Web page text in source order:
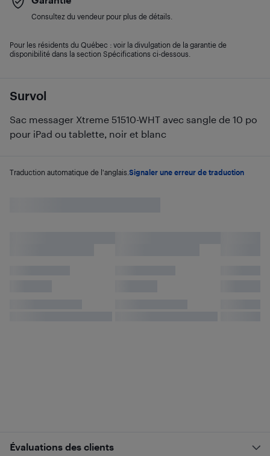
Survol
Sac messager Xtreme 51510-WHT avec sangle de 10 po
pour iPad ou tablette, noir et blanc
Traduction automatique de l'anglais. Signaler une erreur de traduction
Consultez du vendeur pour plus de détails.
Pour les résidents du Québec : voir la divulgation de la garantie de
disponibilité dans la section Spécifications ci-dessous.
Évaluations des clients